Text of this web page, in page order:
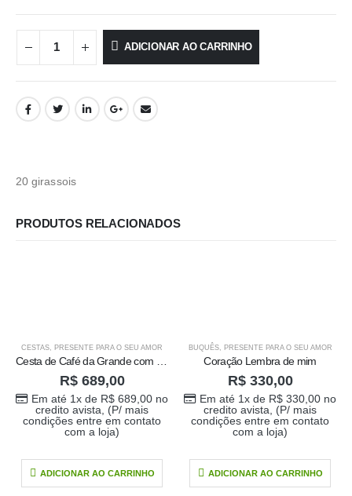
ADICIONAR AO CARRINHO
20 girassois
PRODUTOS RELACIONADOS
CESTAS PRESENTE PARA O SEU AMOR
R$689,00
Em até 1x de R$689,00no
credito avista, (P/ mais
condições entre em contato
com a loja)
ADICIONAR AO CARRINHO
BUQUÊS, PRESENTE PARA O SEU AMOR
Coração Lembra de mim
R$330,00
Em até 1x de R$330,00no
credito avista, (P/ mais
condições entre em contato
com a loja)
ADICIONAR AO CARRINHO